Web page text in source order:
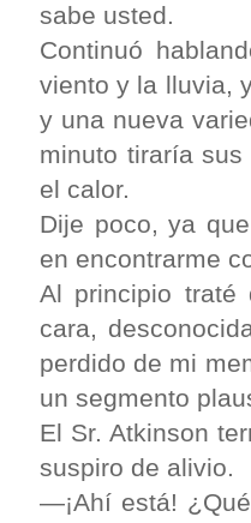
sabe usted.
Continuó
viento y la lluvia,
y una nueva
minuto tiraría
el calor.
Dije poco, ya
en encontrarme
Al principio traté
cara,
perdido de mi
un segmento
El Sr. Atkinson
suspiro de alivio.
—¡Ahí está!